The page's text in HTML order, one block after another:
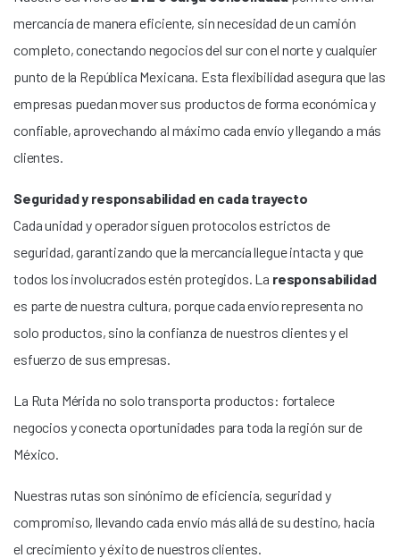
mercancía de manera eficiente, sin necesidad de un camión
completo, conectando negocios del sur con el norte y cualquier
punto de la República Mexicana. Esta flexibilidad asegura que las
empresas puedan mover sus productos de forma económica y
confiable, aprovechando al máximo cada envío y llegando a más
clientes.
Seguridad y responsabilidad en cada trayecto
Cada unidad y operador siguen protocolos estrictos de
seguridad, garantizando que la mercancía llegue intacta y que
todos los involucrados estén protegidos. La responsabilidad
es parte de nuestra cultura, porque cada envío representa no
solo productos, sino la confianza de nuestros clientes y el
esfuerzo de sus empresas.
La Ruta Mérida no solo transporta productos: fortalece
negocios y conecta oportunidades para toda la región sur de
México.
Nuestras rutas son sinónimo de eficiencia, seguridad y
compromiso, llevando cada envío más allá de su destino, hacia
el crecimiento y éxito de nuestros clientes.